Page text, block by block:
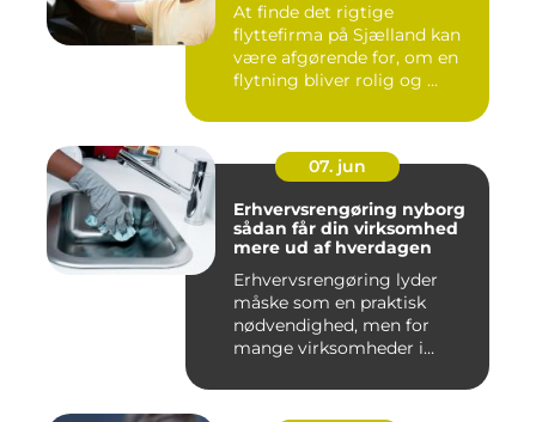
At finde det rigtige
flyttefirma på Sjælland kan
være afgørende for, om en
flytning bliver rolig og ...
07. jun
Erhvervsrengøring nyborg
sådan får din virksomhed
mere ud af hverdagen
Erhvervsrengøring lyder
måske som en praktisk
nødvendighed, men for
mange virksomheder i